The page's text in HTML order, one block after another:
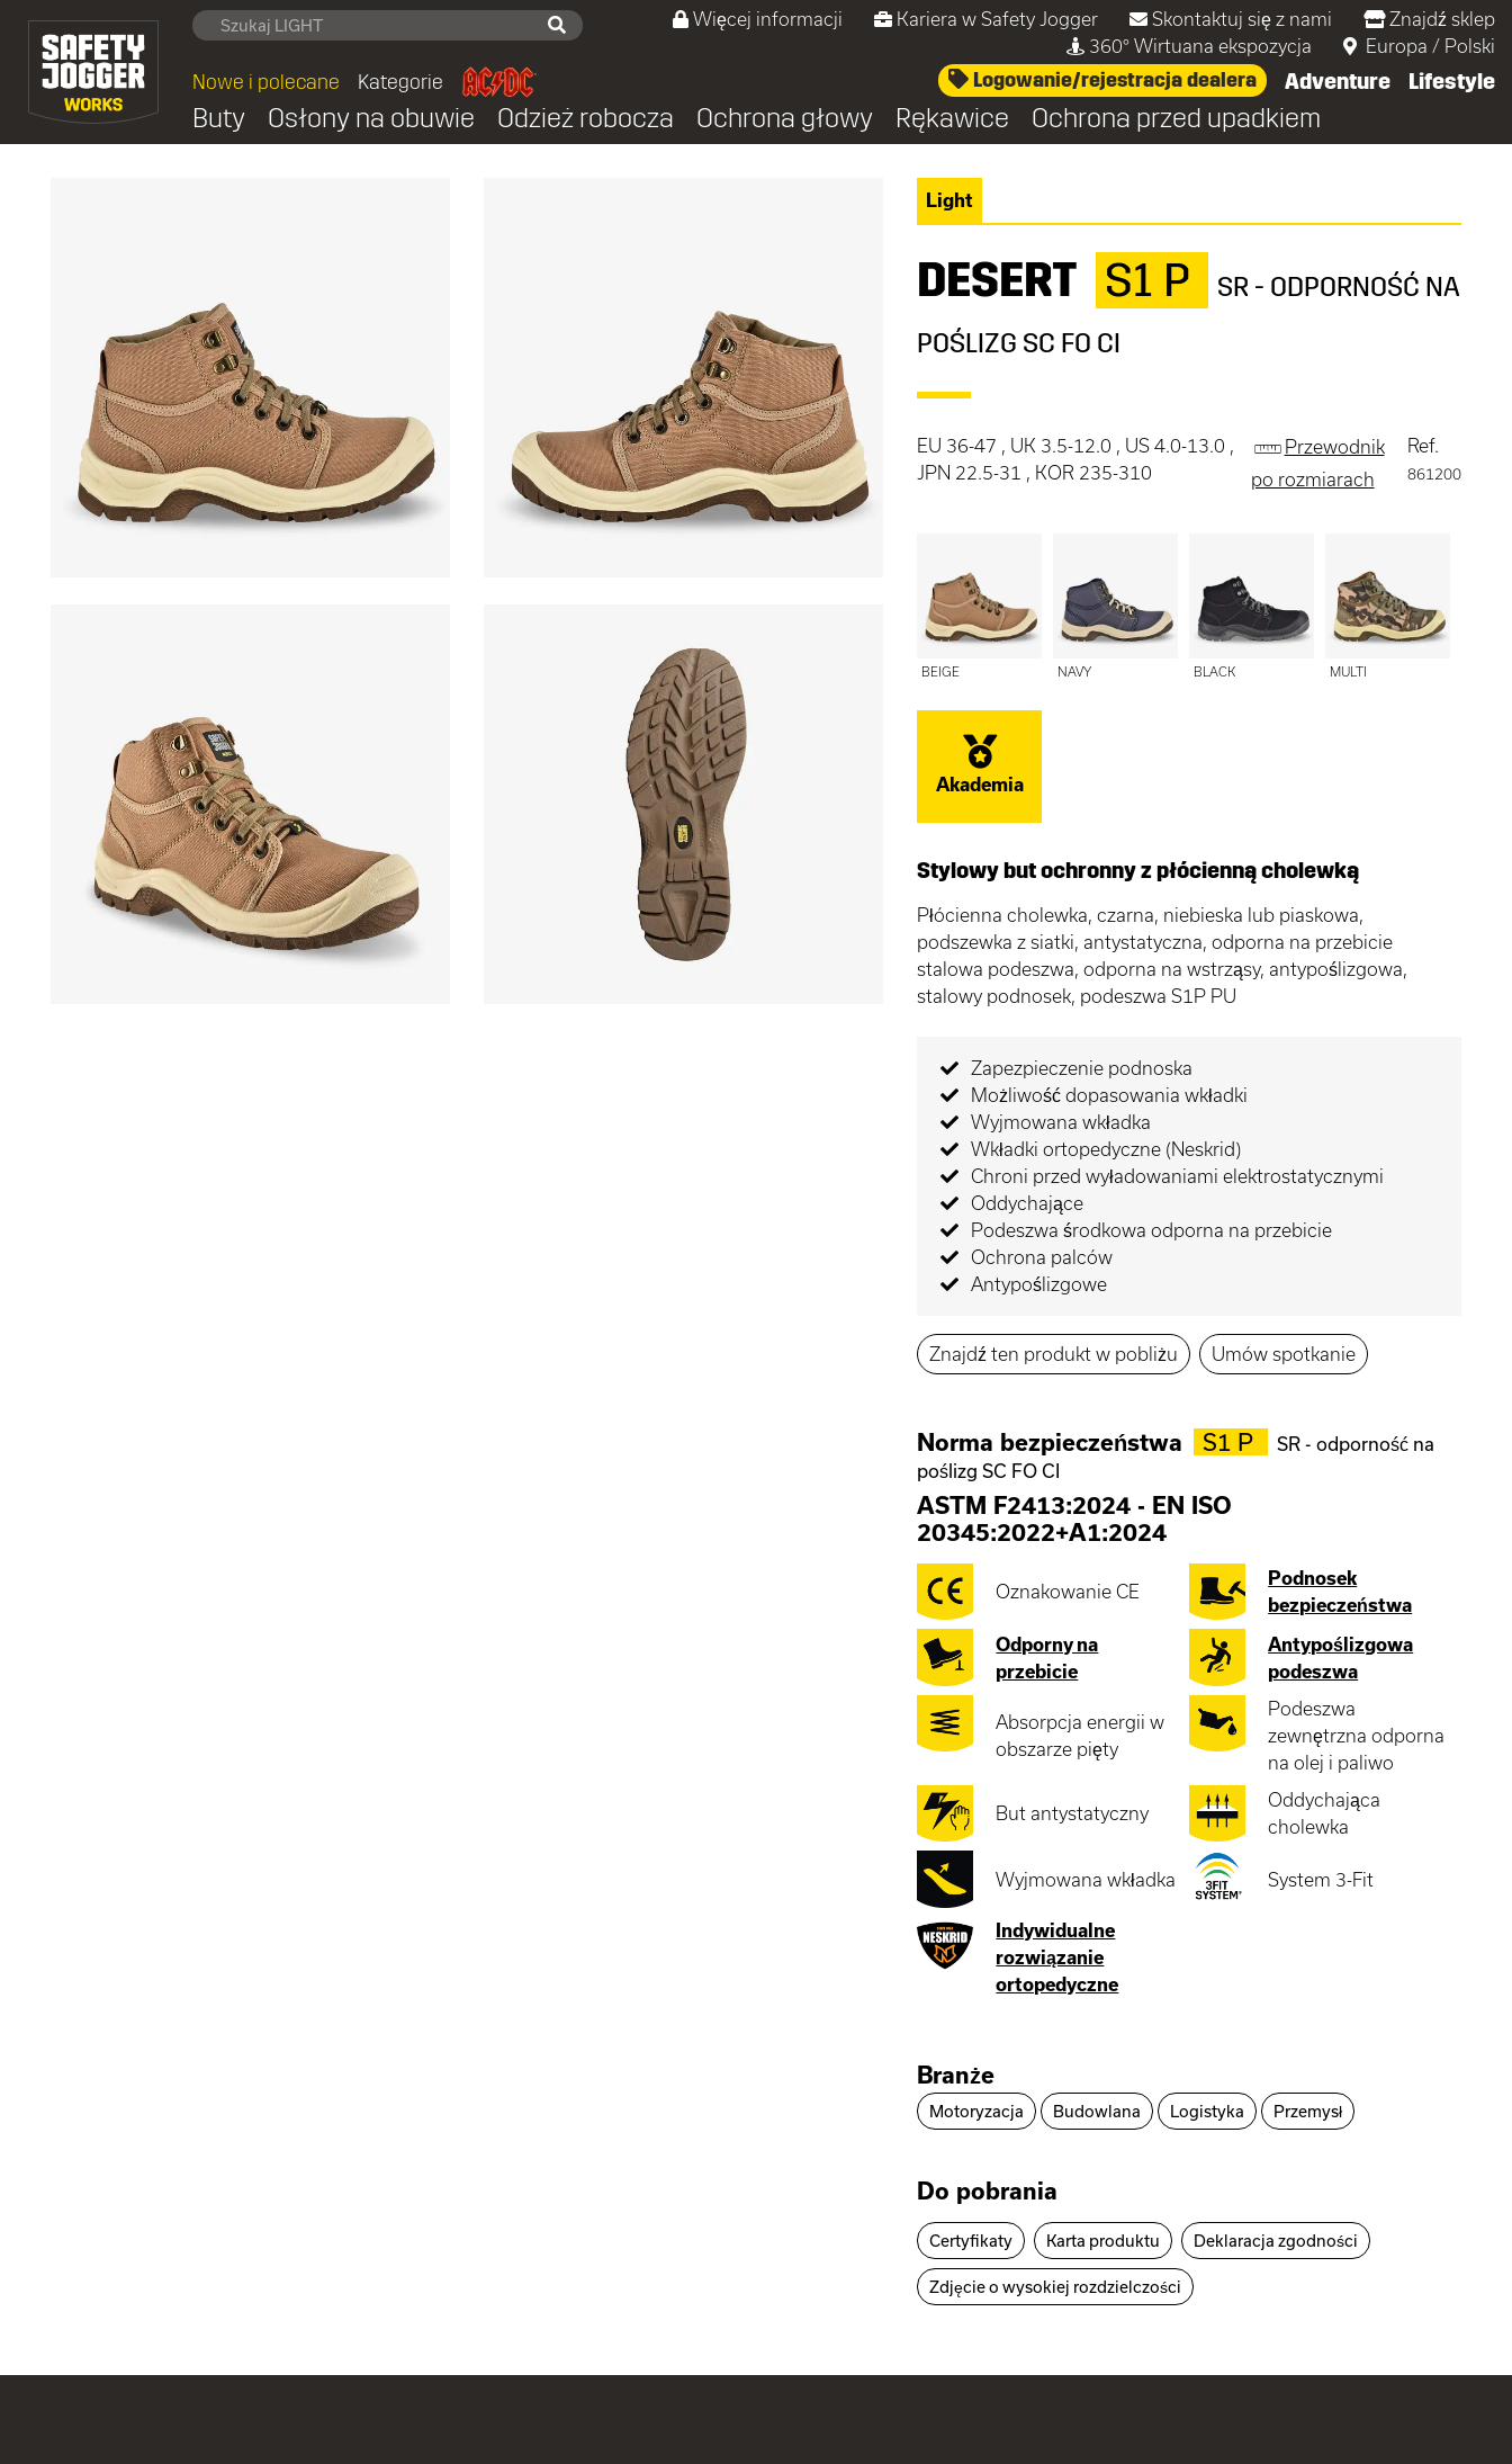
Więcej informacji Kariera w Safety Jogger Skontaktuj się z nami
Znajdź sklep
360° Wirtuana ekspozycja
Europa / Polski
Nowe i polecane Kategorie Logowanie/rejestracja dealera Adventure Lifestyle
Buty Osłony na obuwie Odzież robocza Ochrona głowy Rękawice Ochrona przed upadkiem
Light
DESERT S1 P
SR - ODPORNOŚĆ NA
POŚLIZG SC FO CI
EU 36-47 , UK 3.5-12.0 , US 4.0-13.0 ,
JPN 22.5-31 , KOR 235-310
Przewodnik
po rozmiarach
Ref.
861200
BEIGE NAVY BLACK MULTI
Akademia
Stylowy but ochronny z płócienną cholewką
Płócienna cholewka, czarna, niebieska lub piaskowa,
podszewka z siatki, antystatyczna, odporna na przebicie
stalowa podeszwa, odporna na wstrząsy, antypoślizgowa,
stalowy podnosek, podeszwa S1P PU
Zapezpieczenie podnoska
Możliwość dopasowania wkładki
Wyjmowana wkładka
Wkładki ortopedyczne (Neskrid)
Chroni przed wyładowaniami elektrostatycznymi
Oddychające
Podeszwa środkowa odporna na przebicie
Ochrona palców
Antypoślizgowe
Znajdź ten produkt w pobliżu Umów spotkanie
Norma bezpieczeństwa S1 P
SR - odporność na
poślizg SC FO CI
ASTM F2413:2024 - EN ISO
20345:2022+A1:2024
Oznakowanie CE
Podnosek
bezpieczeństwa
Odporny na
przebicie
Antypoślizgowa
podeszwa
Absorpcja energii w
obszarze pięty
Podeszwa
zewnętrzna odporna
na olej i paliwo
But antystatyczny
Oddychająca
cholewka
Wyjmowana wkładka System 3-Fit
Indywidualne
rozwiązanie
ortopedyczne
Branże
Motoryzacja Budowlana Logistyka Przemysł
Do pobrania
Certyfikaty Karta produktu Deklaracja zgodności
Zdjęcie o wysokiej rozdzielczości